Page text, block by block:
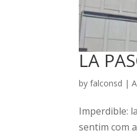
LA
byfalconsd |
Imperdible:
sentim com